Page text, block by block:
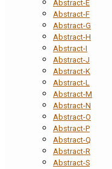
Abstract-E
Abstract-F
Abstract-G
Abstract-H
Abstract-I
Abstract-J
Abstract-K
Abstract-L
Abstract-M
Abstract-N
Abstract-O
Abstract-P
Abstract-Q
Abstract-R
Abstract-S